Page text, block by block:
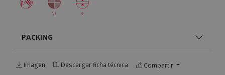
PACKING
Imagen Descargar ficha técnica Compartir